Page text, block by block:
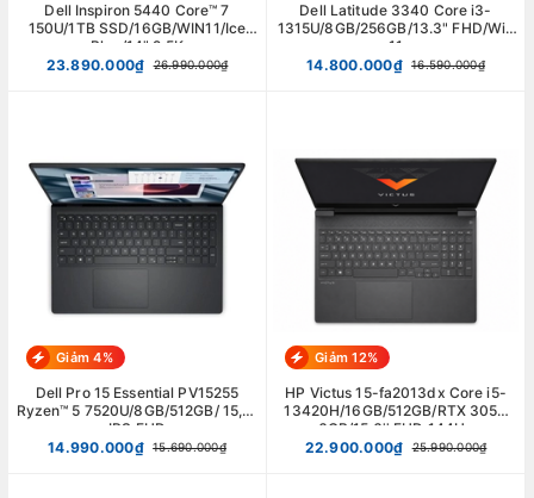
Dell Inspiron 5440 Core™ 7
150U/1TB SSD/16GB/WIN11/Ice
Blue/14" 2.5K
23.890.000₫
26.990.000₫
Dell Latitude 3340 Core i3-
1315U/8GB/256GB/13.3" FHD/Win
11
14.800.000₫
16.590.000₫
Giảm 4%
Dell Pro 15 Essential PV15255
Ryzen™ 5 7520U/8GB/512GB/ 15,6"
IPS FHD
14.990.000₫
15.690.000₫
Giảm 12%
HP Victus 15-fa2013dx Core i5-
13420H/16GB/512GB/RTX 3050
6GB/15.6'' FHD 144Hz
22.900.000₫
25.990.000₫